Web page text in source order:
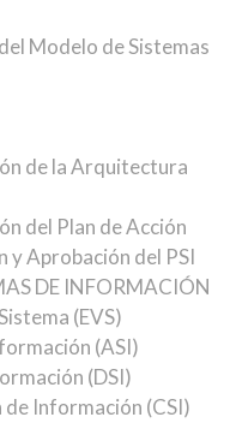
Modelo de Sistemas
de la Arquitectura
del Plan de Acción
y Aprobación del PSI
DE INFORMACIÓN
(EVS)
(ASI)
(DSI)
Información (CSI)